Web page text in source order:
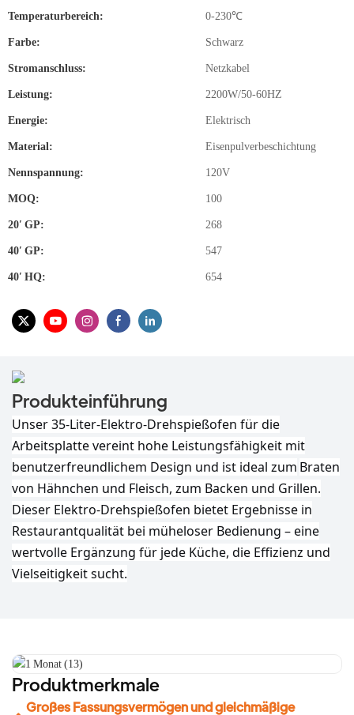
Temperaturbereich: 0-230℃
Farbe: Schwarz
Stromanschluss: Netzkabel
Leistung: 2200W/50-60HZ
Energie: Elektrisch
Material: Eisenpulverbeschichtung
Nennspannung: 120V
MOQ: 100
20′ GP: 268
40′ GP: 547
40′ HQ: 654
Produkteinführung
Unser 35-Liter-Elektro-Drehspießofen für die
Arbeitsplatte vereint hohe Leistungsfähigkeit mit
benutzerfreundlichem Design und ist ideal zum Braten
von Hähnchen und Fleisch, zum Backen und Grillen.
Dieser Elektro-Drehspießofen bietet Ergebnisse in
Restaurantqualität bei müheloser Bedienung – eine
wertvolle Ergänzung für jede Küche, die Effizienz und
Vielseitigkeit sucht.
Produktmerkmale
Großes Fassungsvermögen und gleichmäßige